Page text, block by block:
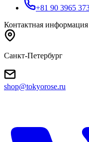
+81 90 3965
Контактная информация
Санкт-Петербург
shop@tokyorose.ru